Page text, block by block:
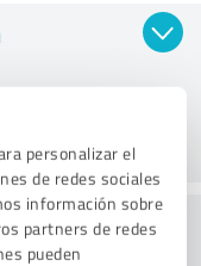
personalizar el
de redes sociales
información sobre
partners de redes
pueden